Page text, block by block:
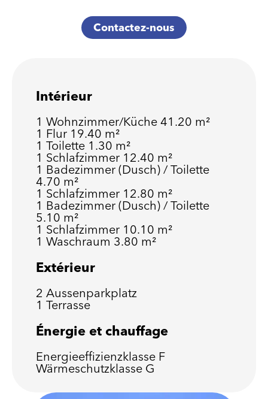
Contactez-nous
Intérieur
1 Wohnzimmer/Küche 41.20 m²
1 Flur 19.40 m²
1 Toilette 1.30 m²
1 Schlafzimmer 12.40 m²
1 Badezimmer (Dusch) / Toilette
4.70 m²
1 Schlafzimmer 12.80 m²
1 Badezimmer (Dusch) / Toilette
5.10 m²
1 Schlafzimmer 10.10 m²
1 Waschraum 3.80 m²
Extérieur
2 Aussenparkplatz
1 Terrasse
Énergie et chauffage
Energieeffizienzklasse F
Wärmeschutzklasse G